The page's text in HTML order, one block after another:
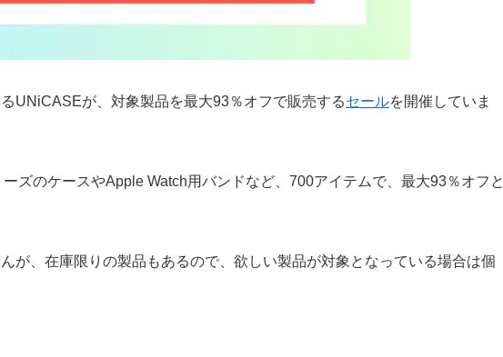
UNiCASEが、対象製品を最大93％オフで販売するセールを開催していま
ズのケースやApple Watch用バンドなど、700アイテムで、最大93％オフと
が、在庫限りの製品もあるので、欲しい製品が対象となっている場合は個